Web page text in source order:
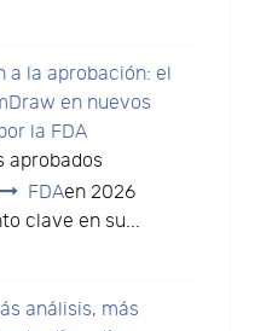
a la aprobación: el
en nuevos
la FDA
aprobados
FDAen 2026
clave en su...
análisis, más